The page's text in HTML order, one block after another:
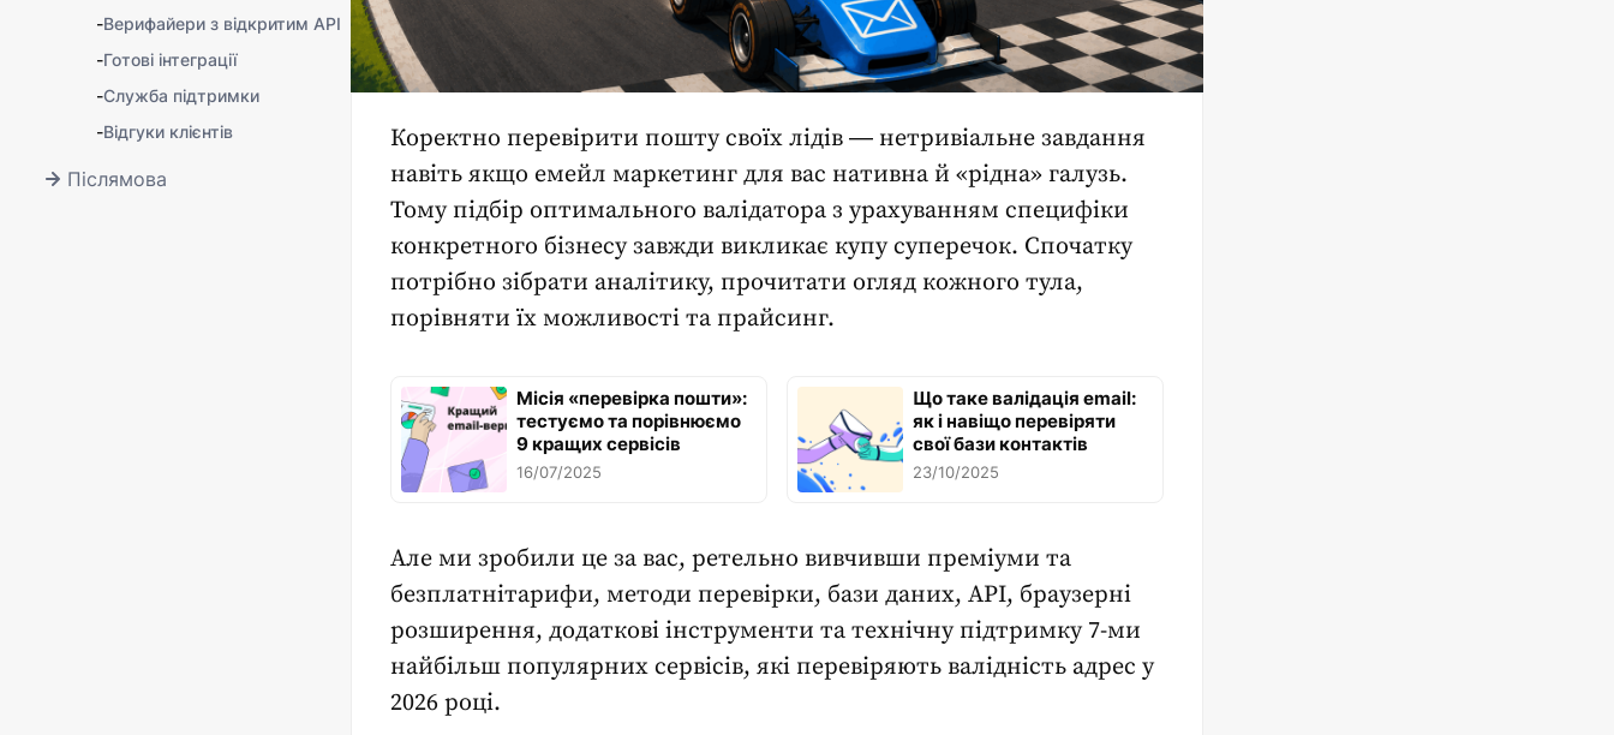
-Верифайери з відкритим API
-Готові інтеграції
-Служба підтримки
-Відгуки клієнтів
Післямова
Коректно перевірити поштусвоїх лідів ― нетривіальне завдання
навіть якщо емейл маркетинг для вас нативна й «рідна» галузь.
Тому підбір оптимального валідатора з урахуванням специфіки
конкретного бізнесу завжди викликає купу суперечок. Спочатку
потрібно зібрати аналітику, прочитати огляд кожного тула,
порівняти їх можливості та прайсинг.
Місія «перевірка пошти»:
тестуємо та порівнюємо
9 кращих сервісів
16/07/2025
Що таке валідація email:
як і навіщо перевіряти
свої бази контактів
23/10/2025
Але ми зробили це за вас, ретельно вивчивши преміуми та
безплатнітарифи, методи перевірки, бази даних, API, браузерні
розширення, додаткові інструменти та технічну підтримку 7-ми
найбільш популярних сервісів, які перевіряють валідність адрес у
2026 році.